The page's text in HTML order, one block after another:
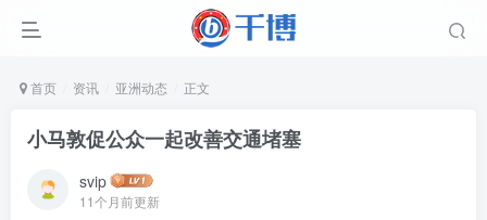
首页 资讯 亚洲动态 正文
小马敦促公众一起改善交通堵塞
svip
11个月前更新